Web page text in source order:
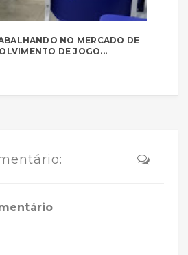
NO MERCADO DE
DE JOGO...